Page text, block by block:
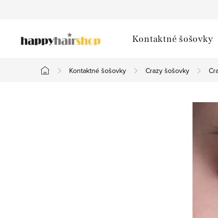
Kontaktné šošovky
Domov
Kontaktné šošovky Crazy šošovky